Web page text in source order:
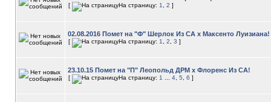
[ На страницу: 1 2 ]
02.08.2016 Помет на "Ф" Шерлок Из СА х Максенто Луизиана!
[ На страницу: 1 2 3 ]
23.10.15 Помет на "П" Леопольд ДРМ х Флоренс Из СА!
[ На страницу: 1 4 5 6 ]